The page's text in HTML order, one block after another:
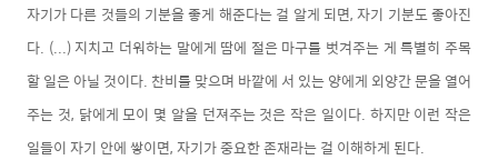
자기가 다른 것들의 기분을 좋게 해준다는 걸 알게 되면, 자기 기분도 좋아진
다. (...) 지치고 더워하는 말에게 땀에 절은 마구를 벗겨주는 게 특별히 주목
할 일은 아닐 것이다. 찬비를 맞으며 바깥에 서 있는 양에게 외양간 문을 열어
주는 것, 닭에게 모이 몇 알을 던져주는 것은 작은 일이다. 하지만 이런 작은
일들이 자기 안에 쌓이면, 자기가 중요한 존재라는 걸 이해하게 된다.